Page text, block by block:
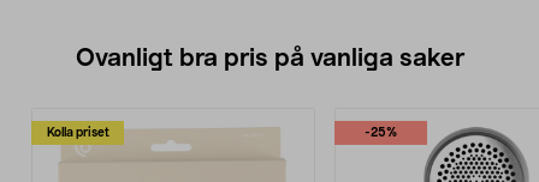
Ovanligt bra pris på vanliga saker
Kolla priset -25%